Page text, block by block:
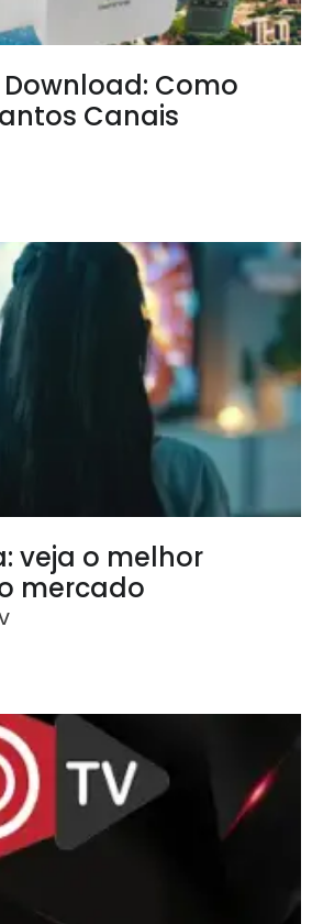
Download: Como
Canais
veja o melhor
mercado